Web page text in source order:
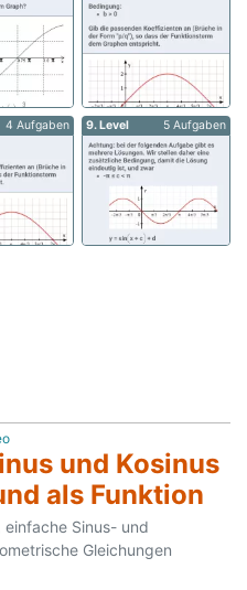
4 Aufgaben 9. Level 5 Aufgaben
und Kosinus
als Funktion
Sinus- und
Gleichungen